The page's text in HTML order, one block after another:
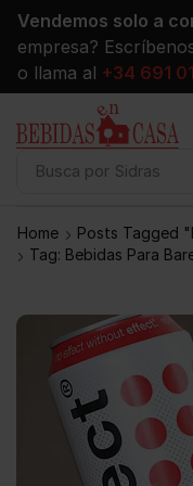
Vendemos solo a
empresa?
o llama al +34 691
Busca por Sidras
Home
Posts Tagged
Tag: Bebidas Para